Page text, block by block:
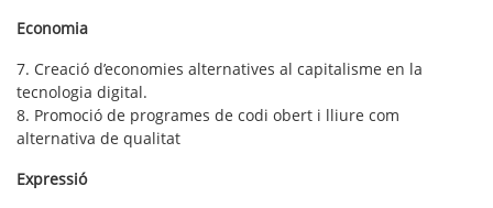
Economia
7. Creació d’economies alternatives al capitalisme en la
tecnologia digital.
8. Promoció de programes de codi obert i lliure com
alternativa de qualitat
Expressió